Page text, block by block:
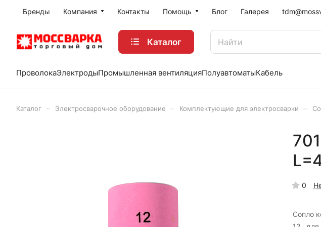
Бренды Компания Контакты Помощь Блог Галерея
Каталог
ПроволокаЭлектродыПромышленная вентиляцияПолуавтоматыКабель
Каталог Электросварочное оборудование Комплектующие для электросварки
0
Сопло